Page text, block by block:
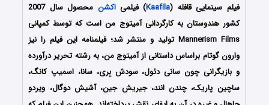
فیلم سینمایی قافله (Kaafila) فیلمیاکشن
محصول سال 2007
کشور هندوستان به کارگردانی آمیتوج من است که توسط کمپانی
Mannerism Films تولید و منتشر شد؛ فیلمنامه این فیلم را نیز
وارون گوتام براساس داستانی از آمیتوج من، به رشته تحریر درآورده
و بازیگرانی چون سانی دئول، سودش بِری، سانا، اسمیپ کانگ،
ساچین پاریک، چندن انند، جیریش جین، آشیش دوگال، ویردو